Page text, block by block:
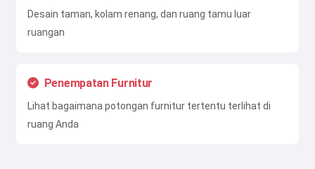
Desain taman, kolam renang, dan ruang tamu luar
ruangan
Penempatan Furnitur
Lihat bagaimana potongan furnitur tertentu terlihat di
ruang Anda